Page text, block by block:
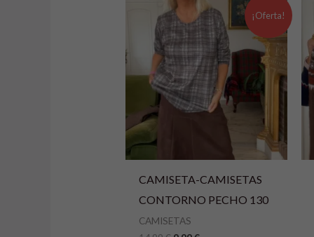
v
:
¡Oferta!
CAMISETA-CAMISETAS
CONTORNO PECHO 130
CAMISETAS
El
precio
original
era:
14,99 €.
precio
actual
es:
9,99 €.